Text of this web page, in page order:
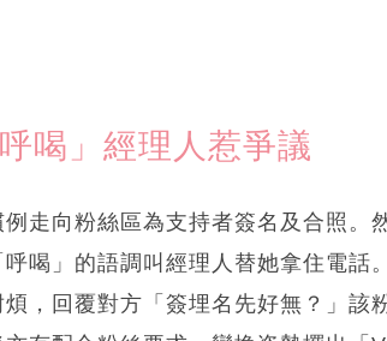
喝」經理人惹爭議
走向粉絲區為支持者簽名及合照。
喝」的語調叫經理人替她拿住電話
，回覆對方「簽埋名先好無？」該